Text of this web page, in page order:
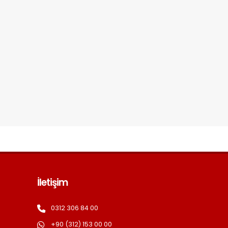
İletişim
0312 306 84 00
+90 (312) 153 00 00